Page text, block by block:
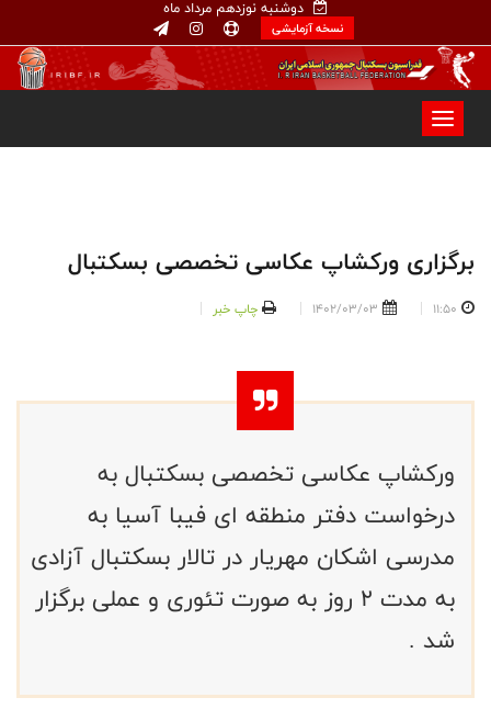
دوشنبه نوزدهم مرداد ماه
نسخه آزمایشی
برگزاری ورکشاپ عکاسی تخصصی بسکتبال
11:50
1402/03/03 چاپ خبر
ورکشاپ عکاسی تخصصی بسکتبال به
درخواست دفتر منطقه ای فیبا آسیا به
مدرسی اشکان مهریار در تالار بسکتبال آزادی
به مدت ۲ روز به صورت تئوری و عملی برگزار
شد .